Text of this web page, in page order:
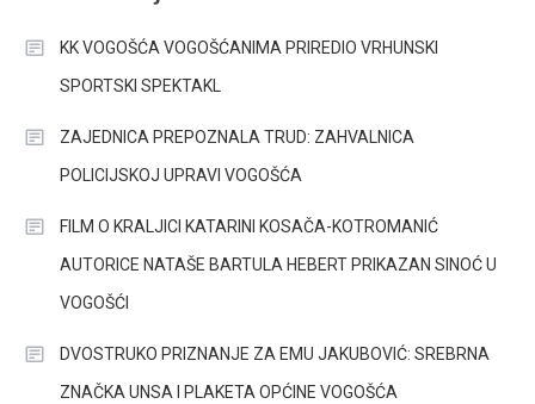
KK VOGOŠĆA VOGOŠĆANIMA PRIREDIO VRHUNSKI
SPORTSKI SPEKTAKL
ZAJEDNICA PREPOZNALA TRUD: ZAHVALNICA
POLICIJSKOJ UPRAVI VOGOŠĆA
FILM O KRALJICI KATARINI KOSAČA-KOTROMANIĆ
AUTORICE NATAŠE BARTULA HEBERT PRIKAZAN SINOĆ U
VOGOŠĆI
DVOSTRUKO PRIZNANJE ZA EMU JAKUBOVIĆ: SREBRNA
ZNAČKA UNSA I PLAKETA OPĆINE VOGOŠĆA